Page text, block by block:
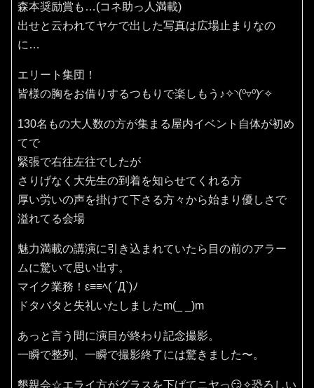
森本奨励賞も…(コネ助っ人満載)
出せと云われてヤケで出した写真は広場止まりなの
に…
エリート集団！
皆様の胸をお借りするつもりで楽しもう♪✧⁠◝⁠(⁠⁰⁠▿⁠⁰⁠)⁠◜⁠✧
130名もの大人数の方が集まる屋内イベント自体が初め
てで
緊張で右往左往でしたが
さりげなく大先生の到着を知らせてくれる方
厚い労いの声を掛けて下さる方々から始まり優しさで
溢れてる会場
魅力満載の講演に引き込まれていたら目の前のアラー
ムに驚いて思い出す。
マイク業務！ε≡≡ﾍ( ´Д`)ﾉ
ドタバタと失礼いたしましたm(_ _)m
あっと言う間に演目が終わり記念撮影。
一瞬で整列、一瞬で撮影終了には驚きました〜。
懇親会☆エライ方がグラスを下げてニヤっ😏✧恐ろしい